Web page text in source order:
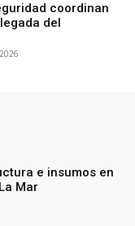
coordinan
del
e insumos en
Mar